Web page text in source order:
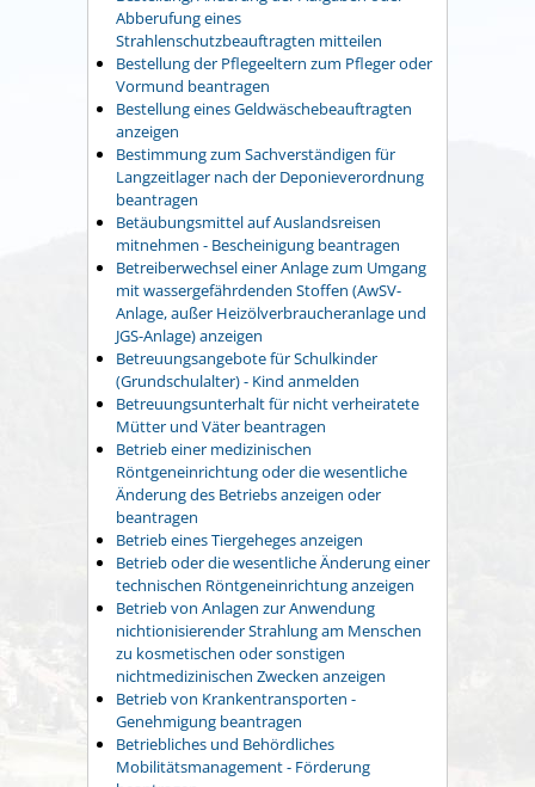
Abberufung eines
Strahlenschutzbeauftragten mitteilen
Bestellung der Pflegeeltern zum Pfleger oder
Vormund beantragen
Bestellung eines Geldwäschebeauftragten
anzeigen
Bestimmung zum Sachverständigen für
Langzeitlager nach der Deponieverordnung
beantragen
Betäubungsmittel auf Auslandsreisen
mitnehmen - Bescheinigung beantragen
Betreiberwechsel einer Anlage zum Umgang
mit wassergefährdenden Stoffen (AwSV-
Anlage, außer Heizölverbraucheranlage und
JGS-Anlage) anzeigen
Betreuungsangebote für Schulkinder
(Grundschulalter) - Kind anmelden
Betreuungsunterhalt für nicht verheiratete
Mütter und Väter beantragen
Betrieb einer medizinischen
Röntgeneinrichtung oder die wesentliche
Änderung des Betriebs anzeigen oder
beantragen
Betrieb eines Tiergeheges anzeigen
Betrieb oder die wesentliche Änderung einer
technischen Röntgeneinrichtung anzeigen
Betrieb von Anlagen zur Anwendung
nichtionisierender Strahlung am Menschen
zu kosmetischen oder sonstigen
nichtmedizinischen Zwecken anzeigen
Betrieb von Krankentransporten -
Genehmigung beantragen
Betriebliches und Behördliches
Mobilitätsmanagement - Förderung